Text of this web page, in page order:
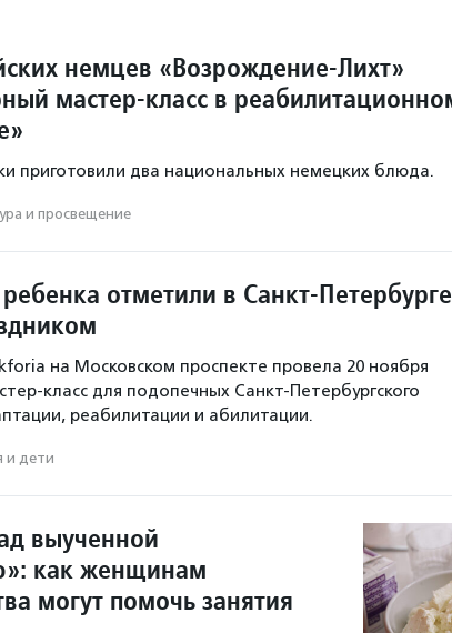
немцев «Возрождение-Лихт»
мастер-класс в
приготовили два национальных немецких блюда.
и просвещение
отметили в Санкт-Петербурге
на Московском проспекте провела 20 ноября
класс для подопечных Санкт-Петербургского
реабилитации и абилитации.
и дети
выученной
как женщинам
могут помочь занятия